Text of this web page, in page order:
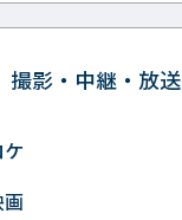
撮影・中継・放送
ケ
画